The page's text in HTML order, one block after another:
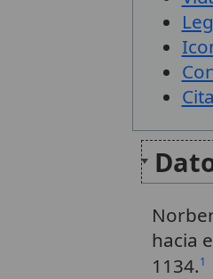
hacia
1134.1